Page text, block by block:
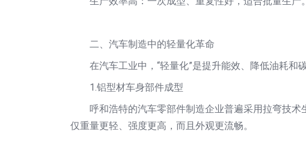
二、汽车制造中的轻量化革命
在汽车工业中，“轻量化”是提升能效、降低油耗和
1.铝型材车身部件成型
呼和浩特的汽车零部件制造企业普遍采用拉弯技
仅重量更轻、强度更高，而且外观更流畅。